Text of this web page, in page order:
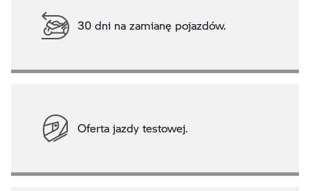
30 dni na zamianę pojazdów.
Oferta jazdy testowej.